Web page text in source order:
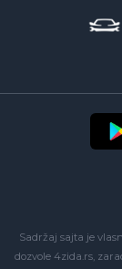
Sadržaj sajta je
dozvole 4zida.rs,